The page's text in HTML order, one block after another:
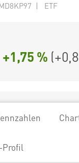
| ETF
+1,75 % (
Profil